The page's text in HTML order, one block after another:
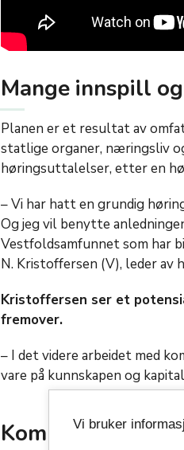
Mange innspill
Planen er et resultat av
statlige organer, næringsliv
høringsuttalelser, etter en
– Vi har hatt en grundig
Og jeg vil benytte
Vestfoldsamfunnet som har
N. Kristoffersen (V), leder av
Kristoffersen ser et
fremover.
– I det videre arbeidet med
vare på kunnskapen og
Kommende
Vi bruker